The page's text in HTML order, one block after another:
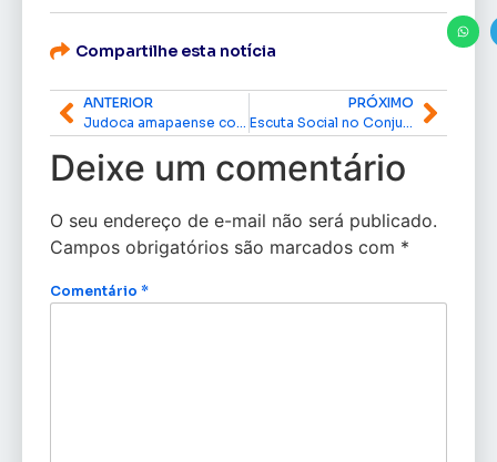
Compartilhe esta notícia
ANTERIOR
PRÓXIMO
Deixe um comentário
O seu endereço de e-mail não será publicado.
Campos obrigatórios são marcados com *
Comentário *